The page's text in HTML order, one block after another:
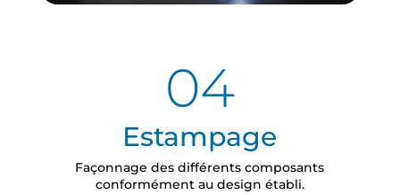
04
Estampage
Façonnage des différents composants
conformément au design établi.